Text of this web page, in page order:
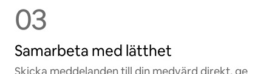
03
Samarbeta med lätthet